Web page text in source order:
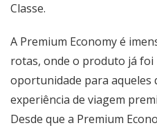
Classe.
A Premium Economy é
rotas, onde o produto já foi
oportunidade para aqueles
experiência de viagem
Desde que a Premium